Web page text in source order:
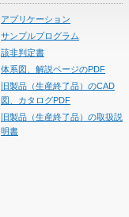
アプリケーション
サンプルプログラム
該非判定書
体系図、解説ページのPDF
旧製品（生産終了品）のCAD
図、カタログPDF
旧製品（生産終了品）の取扱説
明書